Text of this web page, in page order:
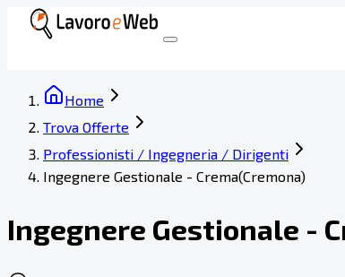
Home
Trova Offerte
Professionisti / Ingegneria / Dirigenti
Ingegnere Gestionale - Crema(Cremona)
Ingegnere Gestionale -